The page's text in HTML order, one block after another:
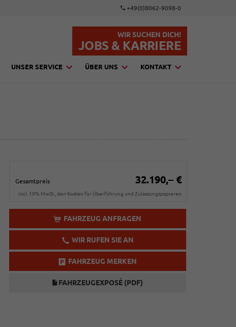
+49(0)8062-9098-0
WIR SUCHEN DICH!
JOBS & KARRIERE
UNSER SERVICE ÜBER UNS KONTAKT
Gesamtpreis 32.190,– €
incl. 19% MwSt., den Kosten für Überführung und Zulassungspapieren
FAHRZEUG ANFRAGEN
WIR RUFEN SIE AN
FAHRZEUG MERKEN
FAHRZEUGEXPOSÉ (PDF)